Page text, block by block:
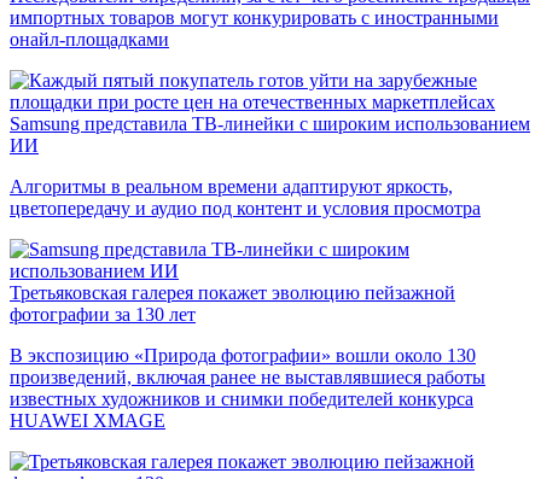
импортных товаров могут конкурировать с иностранными
онайл-площадками
Samsung представила ТВ-линейки с широким использованием
ИИ
Алгоритмы в реальном времени адаптируют яркость,
цветопередачу и аудио под контент и условия просмотра
Третьяковская галерея покажет эволюцию пейзажной
фотографии за 130 лет
В экспозицию «Природа фотографии» вошли около 130
произведений, включая ранее не выставлявшиеся работы
известных художников и снимки победителей конкурса
HUAWEI XMAGE